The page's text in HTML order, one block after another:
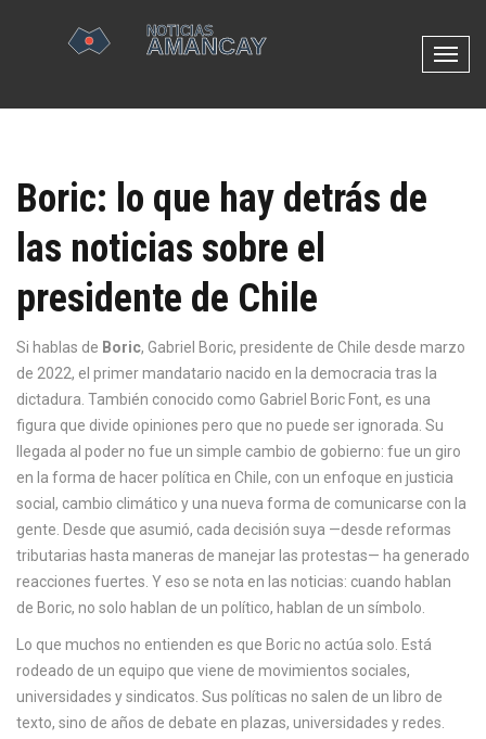
N
v
e
a
n
c
a
Boric: lo que hay detrás de
las noticias sobre el
presidente de Chile
Si hablas de Boric, Gabriel Boric, presidente de Chile desde marzo
de 2022, el primer mandatario nacido en la democracia tras la
dictadura . También conocido como Gabriel Boric Font, es una
figura que divide opiniones pero que no puede ser ignorada. Su
llegada al poder no fue un simple cambio de gobierno: fue un giro
en la forma de hacer política en Chile, con un enfoque en justicia
social, cambio climático y una nueva forma de comunicarse con la
gente. Desde que asumió, cada decisión suya —desde reformas
tributarias hasta maneras de manejar las protestas— ha generado
reacciones fuertes. Y eso se nota en las noticias: cuando hablan
de Boric, no solo hablan de un político, hablan de un símbolo.
Lo que muchos no entienden es que Boric no actúa solo. Está
rodeado de un equipo que viene de movimientos sociales,
universidades y sindicatos. Sus políticas no salen de un libro de
texto, sino de años de debate en plazas, universidades y redes.